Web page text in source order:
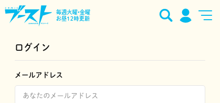
毎週火曜•金曜
お昼12時更新
ログイン
メールアドレス